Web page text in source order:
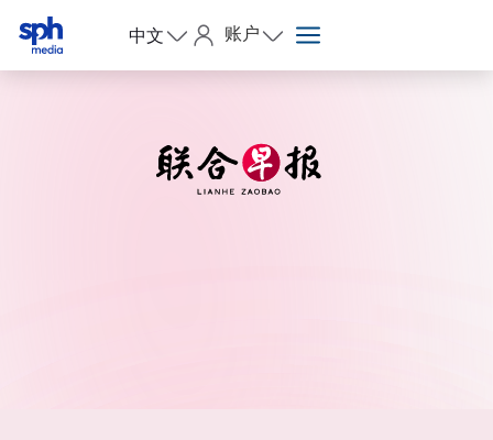
中文 账户